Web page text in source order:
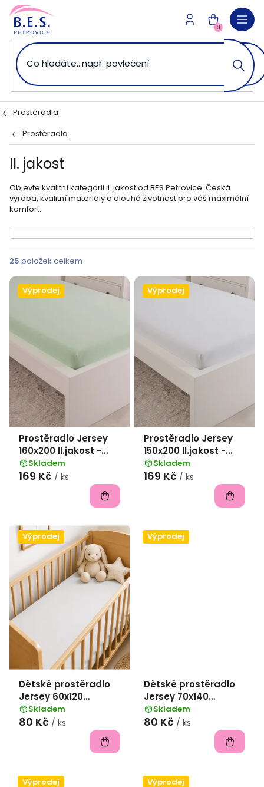
Přejít
obsah
NÁKUPNÍ
KOŠÍK
0
Prostěradla
Prostěradla
II. jakost
Objevte kvalitní kategorii ii. jakost od BES Petrovice. Česká
výroba, kvalitní materiály a dlouhá životnost pro váš maximální
komfort.
25 položek celkem
V
ý
p
p
o
d
u
k
Výprodej
Prostěradlo Jersey
160x200 II.jakost -
světle zelená
Skladem
169 Kč / ks
Výprodej
Prostěradlo Jersey
150x200 II.jakost -
bíláSkladem
169 Kč / ks
Výprodej
Dětské prostěradlo
Jersey 60x120
II.jakost - bílá
Skladem
80 Kč / ks
Výprodej
Dětské prostěradlo
Jersey 70x140
II.jakost - kávová
Skladem
80 Kč / ks
Výprodej Výprodej